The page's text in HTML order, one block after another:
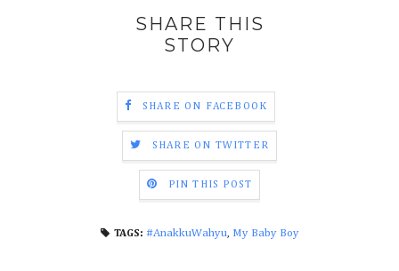
SHARE THIS
STORY
SHARE ON FACEBOOK
SHARE ON TWITTER
PIN THIS POST
TAGS: #AnakkuWahyu, My Baby Boy